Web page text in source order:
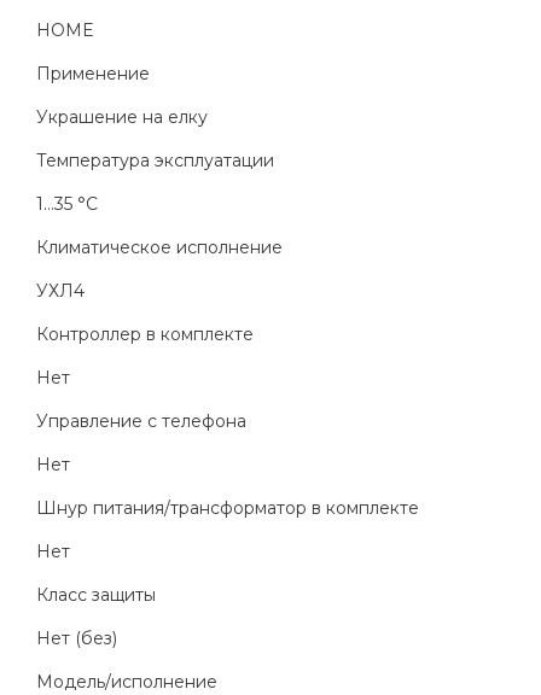
HOME
Применение
Украшение на елку
Температура эксплуатации
1...35 °C
Климатическое исполнение
УХЛ4
Контроллер в комплекте
Нет
Управление с телефона
Нет
Шнур питания/трансформатор в комплекте
Нет
Класс защиты
Нет (без)
Модель/исполнение